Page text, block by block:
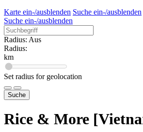
Karte ein-/ausblenden Suche ein-/ausblenden
Suche ein-/ausblenden
Radius: Aus
Radius:
km
Set radius for geolocation
Suche
Rice & More